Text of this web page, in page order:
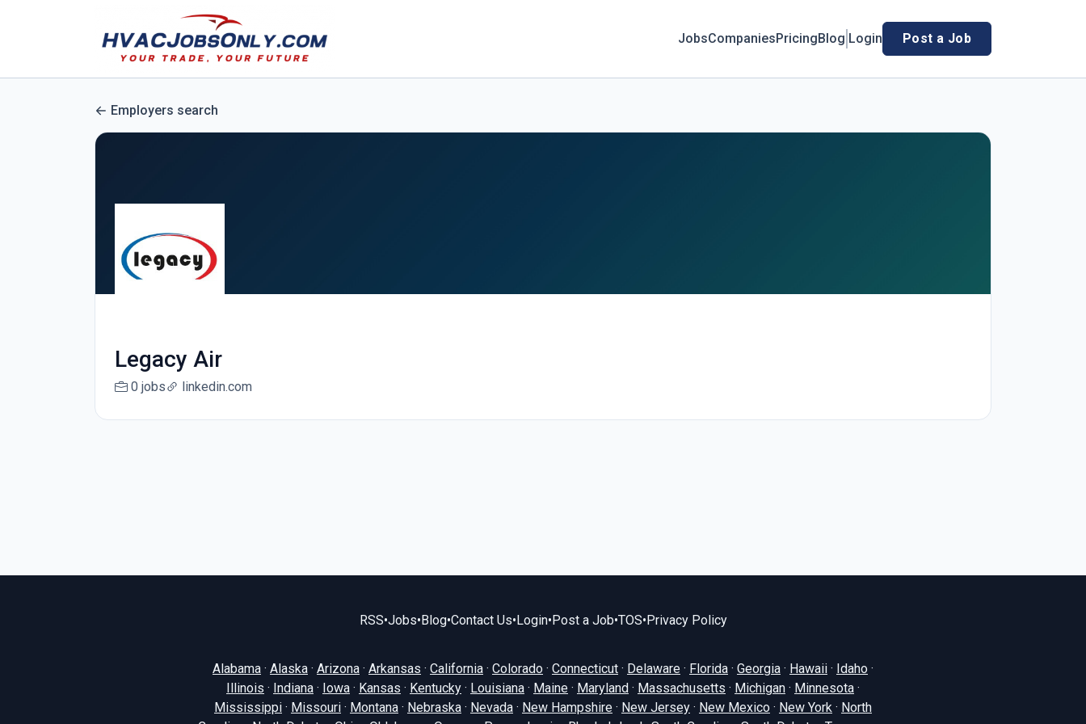
JobsCompaniesPricingBlog Login Post a Job
Employers search
Legacy Air
0 jobs linkedin.com
RSS•Jobs•Blog•Contact Us•Login•Post a Job•TOS•Privacy Policy
Alabama · Alaska · Arizona · Arkansas · California · Colorado · Connecticut · Delaware · Florida · Georgia · Hawaii · Idaho ·
Illinois · Indiana · Iowa · Kansas · Kentucky · Louisiana · Maine · Maryland · Massachusetts · Michigan · Minnesota ·
Mississippi · Missouri · Montana · Nebraska · Nevada · New Hampshire · New Jersey · New Mexico · New York · North